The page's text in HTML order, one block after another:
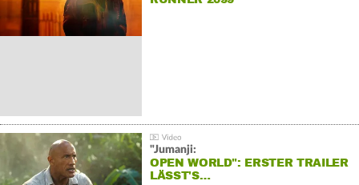
"Jumanji:
OPEN WORLD": ERSTER TRAILER
LÄSST'S…